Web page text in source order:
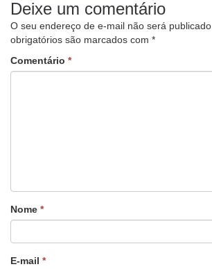
Deixe um comentário
O seu endereço de e-mail não será publicado.
obrigatórios são marcados com *
Comentário *
Nome *
E-mail *